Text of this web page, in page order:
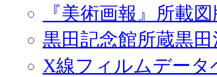
『美術画報』所載
黒田記念館所蔵黒
X線フィルムデータ